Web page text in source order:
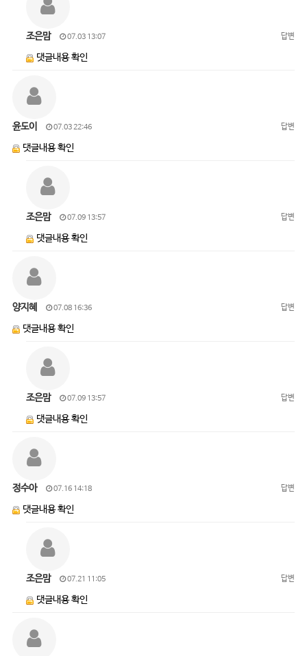
조은맘 07.03 13:07 답변
댓글내용 확인
윤도이 07.03 22:46 답변
댓글내용 확인
조은맘 07.09 13:57 답변
댓글내용 확인
양지혜 07.08 16:36 답변
댓글내용 확인
조은맘 07.09 13:57 답변
댓글내용 확인
정수아 07.16 14:18 답변
댓글내용 확인
조은맘 07.21 11:05 답변
댓글내용 확인